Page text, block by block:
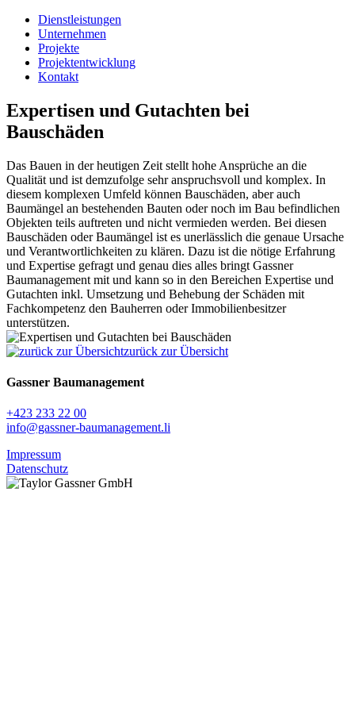
Dienstleistungen
Unternehmen
Projekte
Projektentwicklung
Kontakt
Expertisen und Gutachten bei
Bauschäden
Das Bauen in der heutigen Zeit stellt hohe Ansprüche an die
Qualität und ist demzufolge sehr anspruchsvoll und komplex. In
diesem komplexen Umfeld können Bauschäden, aber auch
Baumängel an bestehenden Bauten oder noch im Bau befindlichen
Objekten teils auftreten und nicht vermieden werden. Bei diesen
Bauschäden oder Baumängel ist es unerlässlich die genaue Ursache
und Verantwortlichkeiten zu klären. Dazu ist die nötige Erfahrung
und Expertise gefragt und genau dies alles bringt Gassner
Baumanagement mit und kann so in den Bereichen Expertise und
Gutachten inkl. Umsetzung und Behebung der Schäden mit
Fachkompetenz den Bauherren oder Immobilienbesitzer
unterstützen.
zurück zur Übersicht
Gassner Baumanagement
+423 233 22 00
info@gassner-baumanagement.li
Impressum
Datenschutz